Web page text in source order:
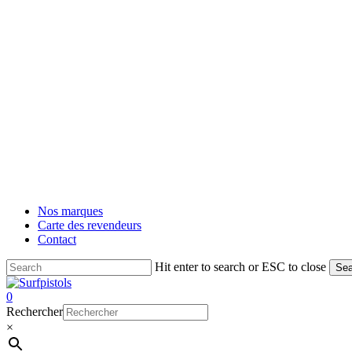
Nos marques
Carte des revendeurs
Contact
Hit enter to search or ESC to close
Close
Search
account
0
Menu
Rechercher
×